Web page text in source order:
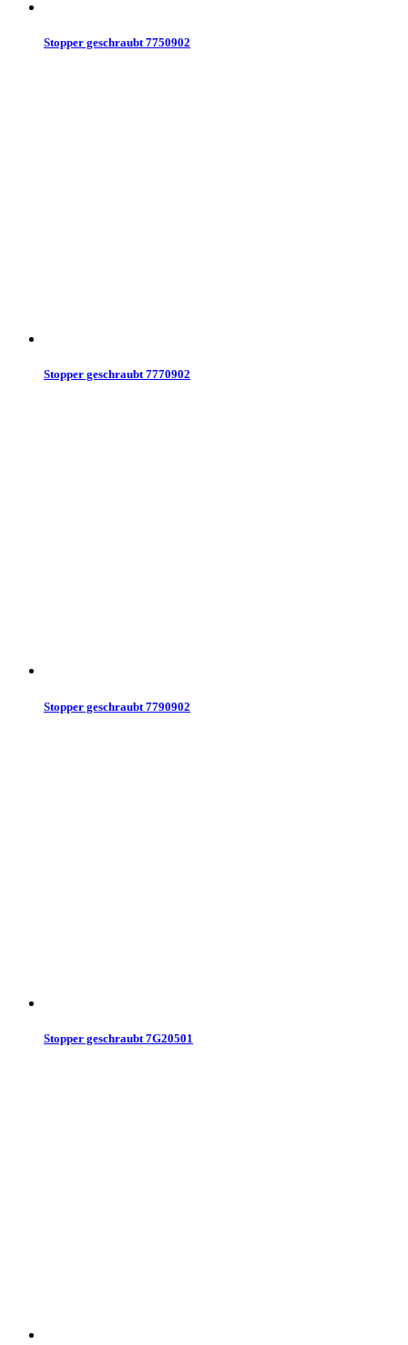
Stopper geschraubt 7750902
Stopper geschraubt 7770902
Stopper geschraubt 7790902
Stopper geschraubt 7G20501